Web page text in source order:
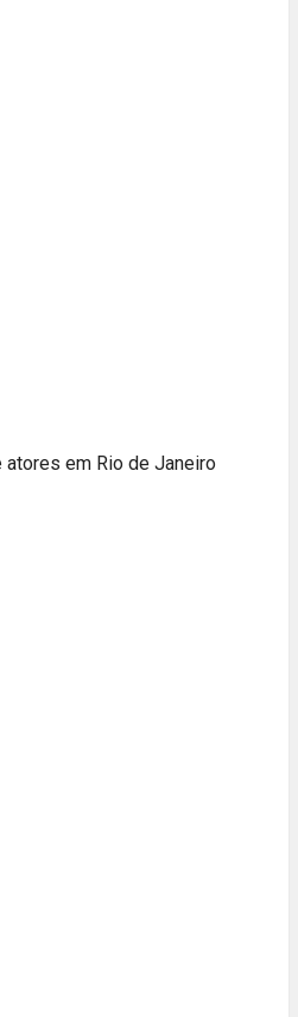
em Rio de Janeiro